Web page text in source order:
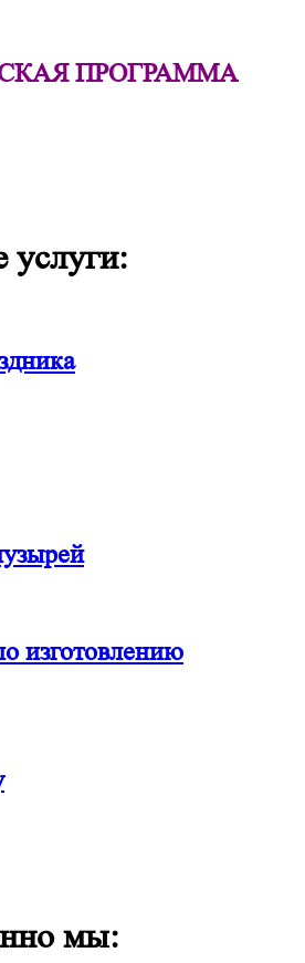
ПРОГРАММА
изготовлению
мы: